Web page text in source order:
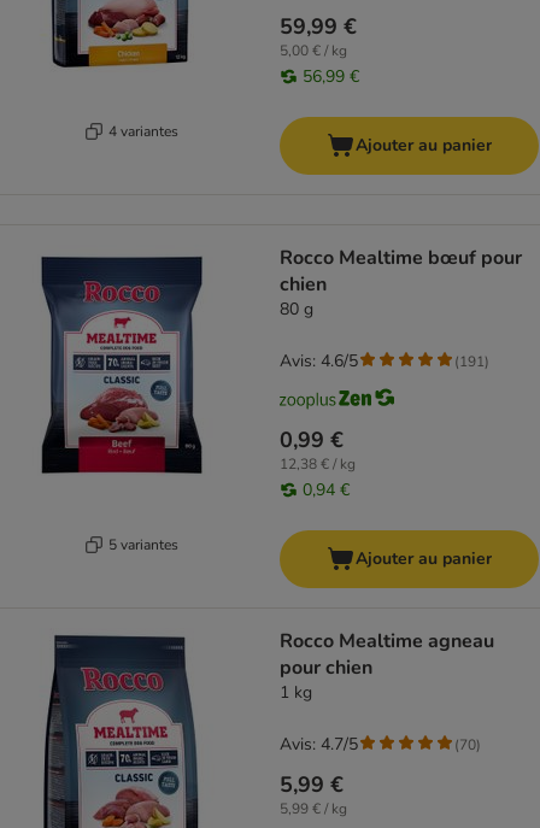
4 variantes
59,99 €
5,00 € / kg
56,99 €
Ajouter au panier
5 variantes
Rocco Mealtime bœuf pour
chien
80 g
0,99 €
12,38 € / kg
0,94 €
Avis: 4.6/5 (191)
Ajouter au panier
Rocco Mealtime agneau
pour chien
1 kg
5,99 €
5,99 € / kg
Avis: 4.7/5 (70)